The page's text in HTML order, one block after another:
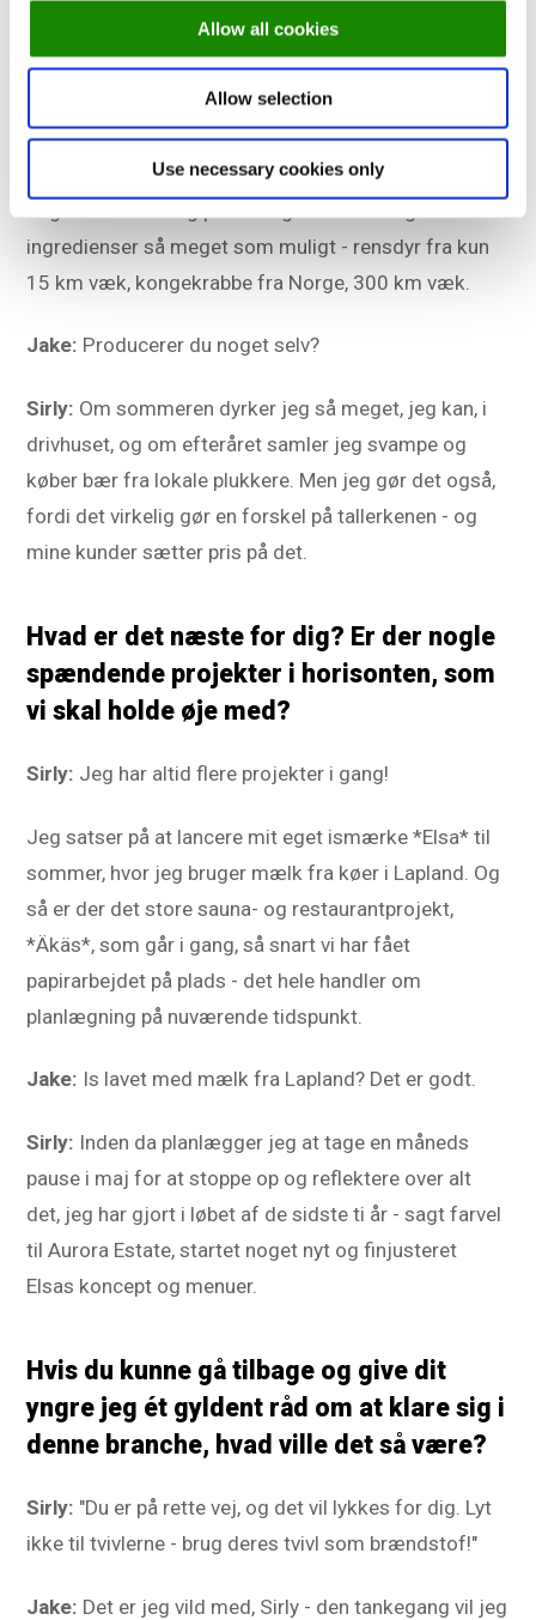
Allow all cookies
Allow selection
Use necessary cookies only
naturen. Jeg elsker den udfordring, som Lapland
giver til menukreation. Især påElsaJeg har sat meget
strenge retningslinjer for, hvilke ingredienser jeg
bruger.
ingredienser så meget som muligt - rensdyr fra kun
15 km væk, kongekrabbe fra Norge, 300 km væk.
Jake: Producerer du noget selv?
Sirly: Om sommeren dyrker jeg så meget, jeg kan, i
drivhuset, og om efteråret samler jeg svampe og
køber bær fra lokale plukkere. Men jeg gør det også,
fordi det virkelig gør en forskel på tallerkenen - og
mine kunder sætter pris på det.
Hvad er det næste for dig? Er der nogle
spændende projekter i horisonten, som
vi skal holde øje med?
Sirly: Jeg har altid flere projekter i gang!
Jeg satser på at lancere mit eget ismærke *Elsa* til
sommer, hvor jeg bruger mælk fra køer i Lapland. Og
så er der det store sauna- og restaurantprojekt,
*Äkäs*, som går i gang, så snart vi har fået
papirarbejdet på plads - det hele handler om
planlægning på nuværende tidspunkt.
Jake: Is lavet med mælk fra Lapland? Det er godt.
Sirly: Inden da planlægger jeg at tage en måneds
pause i maj for at stoppe op og reflektere over alt
det, jeg har gjort i løbet af de sidste ti år - sagt farvel
til Aurora Estate, startet noget nyt og finjusteret
Elsas koncept og menuer.
Hvis du kunne gå tilbage og give dit
yngre jeg ét gyldent råd om at klare sig i
denne branche, hvad ville det så være?
Sirly: "Du er på rette vej, og det vil lykkes for dig. Lyt
ikke til tvivlerne - brug deres tvivl som brændstof!"
Jake: Det er jeg vild med, Sirly - den tankegang vil jeg